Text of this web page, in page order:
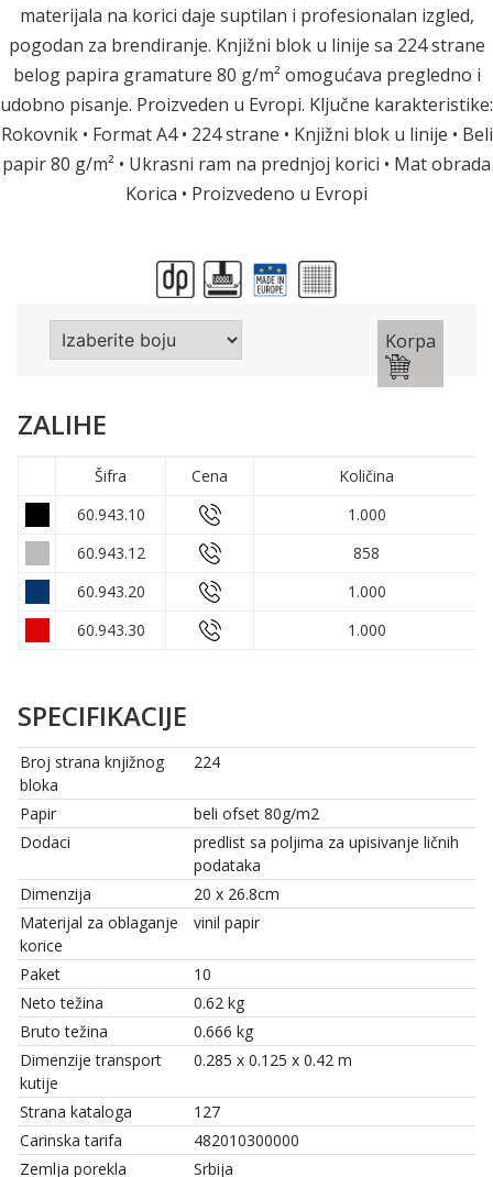
materijala na korici daje suptilan i profesionalan izgled,
pogodan za brendiranje. Knjižni blok u linije sa 224 strane
belog papira gramature 80 g/m² omogućava pregledno i
udobno pisanje. Proizveden u Evropi. Ključne karakteristike:
Rokovnik • Format A4 • 224 strane • Knjižni blok u linije • Beli
papir 80 g/m² • Ukrasni ram na prednjoj korici • Mat obrada
Korica • Proizvedeno u Evropi
Korpa
ZALIHE
Šifra Cena
Količina
60.943.10
1.000
60.943.12
858
60.943.20
1.000
60.943.30
1.000
SPECIFIKACIJE
Broj strana knjižnog
bloka
224
Papir
beli ofset 80g/m2
Dodaci
predlist sa poljima za upisivanje ličnih
podataka
Dimenzija
20 x 26.8cm
Materijal za oblaganje
korice
vinil papir
Paket
10
Neto težina
0.62 kg
Bruto težina
0.666 kg
Dimenzije transport
kutije
0.285 x 0.125 x 0.42 m
Strana kataloga
127
Carinska tarifa
482010300000
Zemlja porekla
Srbija